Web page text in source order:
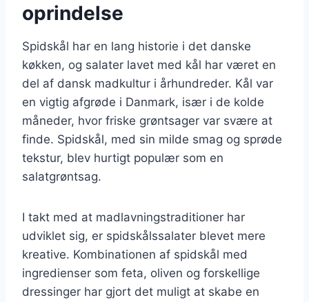
oprindelse
Spidskål har en lang historie i det danske
køkken, og salater lavet med kål har været en
del af dansk madkultur i århundreder. Kål var
en vigtig afgrøde i Danmark, især i de kolde
måneder, hvor friske grøntsager var svære at
finde. Spidskål, med sin milde smag og sprøde
tekstur, blev hurtigt populær som en
salatgrøntsag.
I takt med at madlavningstraditioner har
udviklet sig, er spidskålssalater blevet mere
kreative. Kombinationen af spidskål med
ingredienser som feta, oliven og forskellige
dressinger har gjort det muligt at skabe en